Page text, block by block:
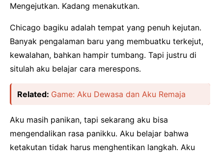
Mengejutkan. Kadang menakutkan.
Chicago bagiku adalah tempat yang penuh kejutan.
Banyak pengalaman baru yang membuatku terkejut,
kewalahan, bahkan hampir tumbang. Tapi justru di
situlah aku belajar cara merespons.
Related: Game: Aku Dewasa dan Aku Remaja
Aku masih panikan, tapi sekarang aku bisa
mengendalikan rasa panikku. Aku belajar bahwa
ketakutan tidak harus menghentikan langkah. Aku